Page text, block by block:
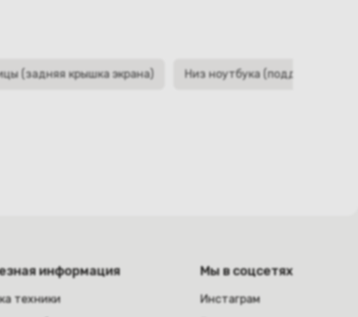
(задняя крышка экрана) Низ ноутбука (поддон,
информация
техники
Мы в соцсетях
Инстаграм